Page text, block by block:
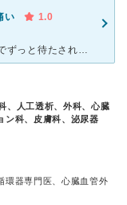
い
1.0
３８・５度以上の熱で来院しました。中待合でずっと待たされ他の診察室で診てもらっている後から来た人たちはさっさと診察をして帰っていましたが、私はいつまでたっても呼ばれません。看護師さんからはもう少しお待
、人工透析、外科、心臓
ン科、皮膚科、泌尿器
環器専門医、心臓血管外